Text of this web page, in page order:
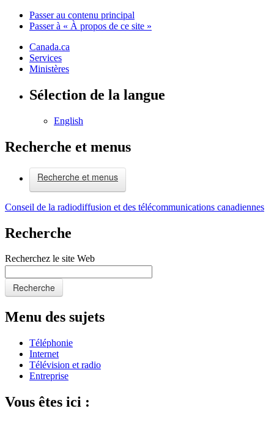
Passer au contenu principal
Passer à « À propos de ce site »
Canada.ca
Services
Ministères
Sélection de la langue
English
Recherche et menus
Recherche et menus
Conseil de la radiodiffusion et des télécommunications canadiennes
Recherche
Recherchez le site Web
Recherche
Menu des sujets
Téléphonie
Internet
Télévision et radio
Entreprise
Vous êtes ici :